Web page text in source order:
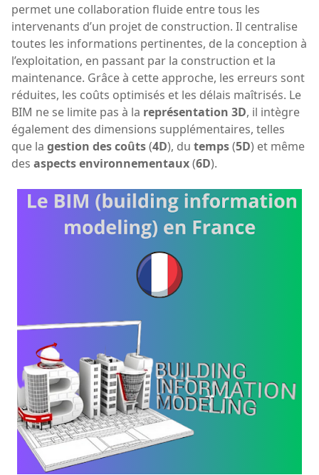
permet une collaboration fluide entre tous les
intervenants d’un projet de construction. Il centralise
toutes les informations pertinentes, de la conception à
l’exploitation, en passant par la construction et la
maintenance. Grâce à cette approche, les erreurs sont
réduites, les coûts optimisés et les délais maîtrisés. Le
BIM ne se limite pas à la représentation 3D, il intègre
également des dimensions supplémentaires, telles
que la gestion des coûts(4D), du temps(5D) et même
des aspects environnementaux(6D).